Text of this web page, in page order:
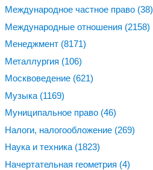
Международное частное право (38)
Международные отношения (2158)
Менеджмент (8171)
Металлургия (106)
Москвоведение (621)
Музыка (1169)
Муниципальное право (46)
Налоги, налогообложение (269)
Наука и техника (1823)
Начертательная геометрия (4)